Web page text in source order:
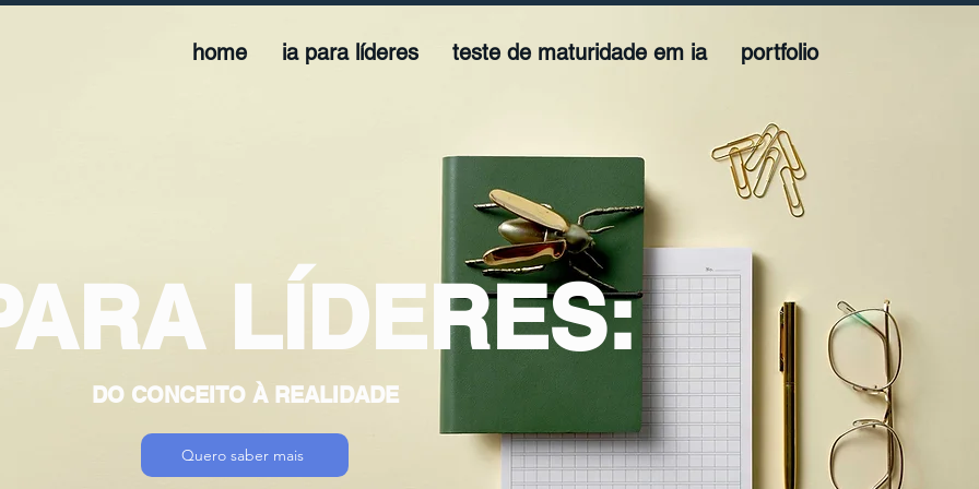
LÍDERES:
DO CONCEITO À REALIDADE
Quero saber mais
home ia para líderes teste de maturidade em ia portfolio